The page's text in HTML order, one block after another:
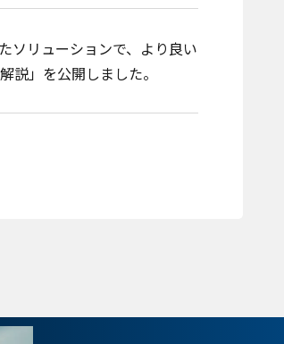
ソリューションで、より良い
説」を公開しました。
ブラウザに情報が保存される、またはブ
るのはサイト訪問者に関する情報、サイト
報などです。これらの情報はサイトを正
、サイトの利用やサービスの利用に影響が
報